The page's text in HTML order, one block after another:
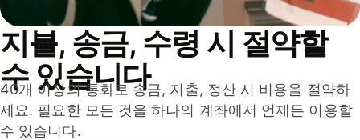
지불, 송금, 수령 시 절약할
수 있습니다
40개 이상의 통화로 송금, 지출, 정산 시 비용을 절약하
세요. 필요한 모든 것을 하나의 계좌에서 언제든 이용할
수 있습니다.